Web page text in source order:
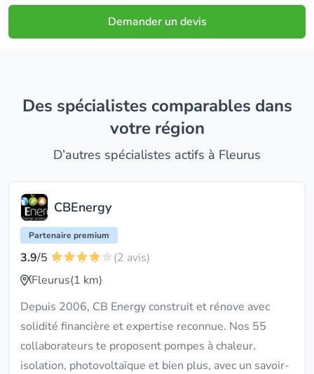
Demander un devis
Des spécialistes comparables dans
votre région
D’autres spécialistes actifs à Fleurus
CBEnergy
Partenaire premium
3.9/5
(2 avis)
Fleurus(1 km)
Depuis 2006, CB Energy construit et rénove avec
solidité financière et expertise reconnue. Nos 55
collaborateurs te proposent pompes à chaleur,
isolation, photovoltaïque et bien plus, avec un savoir-